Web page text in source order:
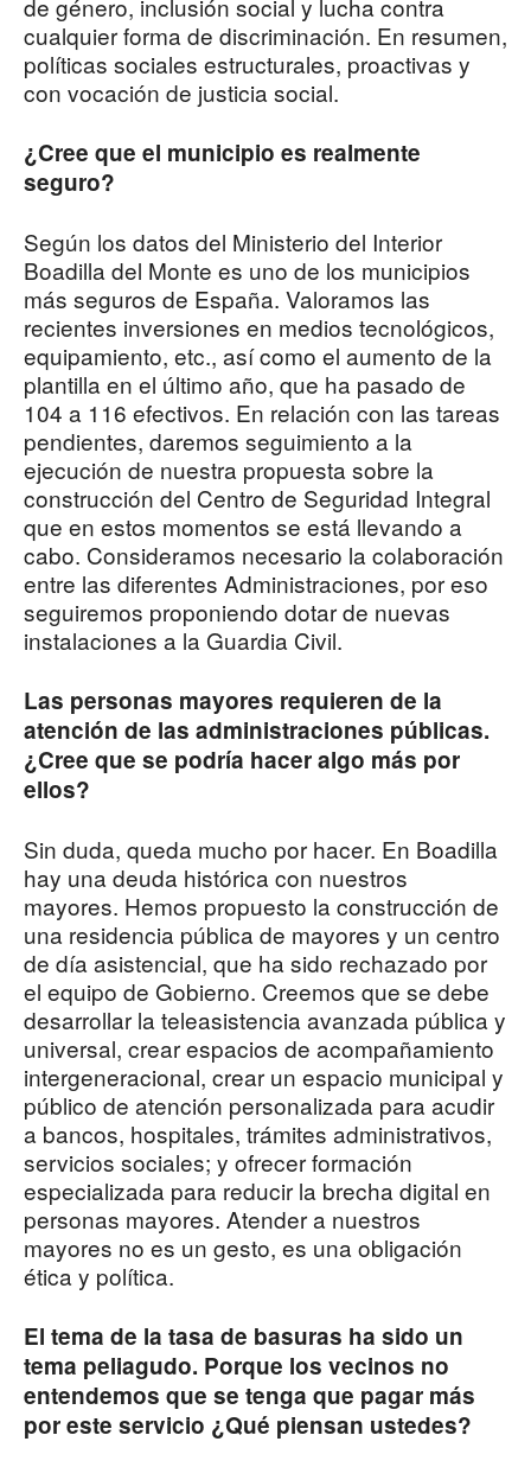
de género, inclusión social y lucha contra
cualquier forma de discriminación. En resumen,
políticas sociales estructurales, proactivas y
con vocación de justicia social.
¿Cree que el municipio es realmente
seguro?
Según los datos del Ministerio del Interior
Boadilla del Monte es uno de los municipios
más seguros de España. Valoramos las
recientes inversiones en medios tecnológicos,
equipamiento, etc., así como el aumento de la
plantilla en el último año, que ha pasado de
104 a 116 efectivos. En relación con las tareas
pendientes, daremos seguimiento a la
ejecución de nuestra propuesta sobre la
construcción del Centro de Seguridad Integral
que en estos momentos se está llevando a
cabo. Consideramos necesario la colaboración
entre las diferentes Administraciones, por eso
seguiremos proponiendo dotar de nuevas
instalaciones a la Guardia Civil.
Las personas mayores requieren de la
atención de las administraciones públicas.
¿Cree que se podría hacer algo más por
ellos?
Sin duda, queda mucho por hacer. En Boadilla
hay una deuda histórica con nuestros
mayores. Hemos propuesto la construcción de
una residencia pública de mayores y un centro
de día asistencial, que ha sido rechazado por
el equipo de Gobierno. Creemos que se debe
desarrollar la teleasistencia avanzada pública y
universal, crear espacios de acompañamiento
intergeneracional, crear un espacio municipal y
público de atención personalizada para acudir
a bancos, hospitales, trámites administrativos,
servicios sociales; y ofrecer formación
especializada para reducir la brecha digital en
personas mayores. Atender a nuestros
mayores no es un gesto, es una obligación
ética y política.
El tema de la tasa de basuras ha sido un
tema peliagudo. Porque los vecinos no
entendemos que se tenga que pagar más
por este servicio ¿Qué piensan ustedes?